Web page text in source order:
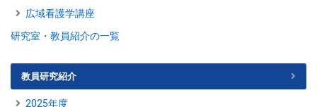
広域看護学講座
研究室・教員紹介の一覧
教員研究紹介
2025年度